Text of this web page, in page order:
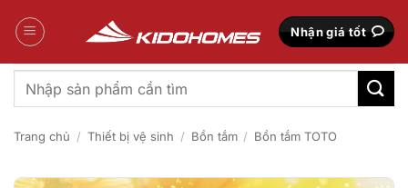
qua
Nhận giá tốt
Tìm
kiếm:
Trang chủ / Thiết bị vệ sinh / Bồn tắm / Bồn tắm TOTO